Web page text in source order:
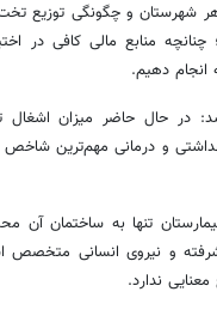
هر شهرستان و چگونگی توزیع
منابع مالی کافی در
انجام دهیم.
شد: در حال حاضر میزان
و درمانی مهم‌ترین شاخص
تنها به ساختمان آن
و نیروی انسانی
ندارد.